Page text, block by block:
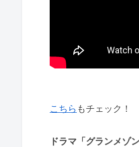
こちら もチェック！
ドラマ「グランメゾ